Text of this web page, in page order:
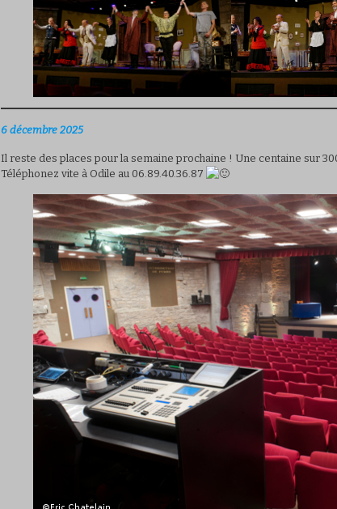
6 décembre 2025
Il reste des places pour la semaine prochaine ! Une centaine sur
Téléphonez vite à Odile au 06.89.40.36.87